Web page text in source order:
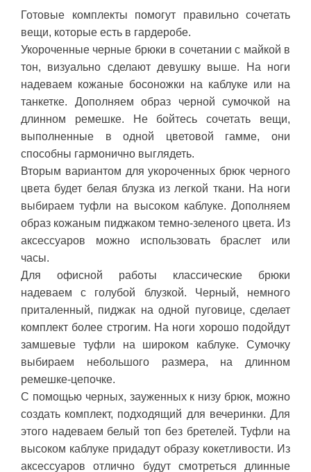
Готовые комплекты помогут правильно сочетать
вещи, которые есть в гардеробе.
Укороченные черные брюки в сочетании с майкой в
тон, визуально сделают девушку выше. На ноги
надеваем кожаные босоножки на каблуке или на
танкетке. Дополняем образ черной сумочкой на
длинном ремешке. Не бойтесь сочетать вещи,
выполненные в одной цветовой гамме, они
способны гармонично выглядеть.
Вторым вариантом для укороченных брюк черного
цвета будет белая блузка из легкой ткани. На ноги
выбираем туфли на высоком каблуке. Дополняем
образ кожаным пиджаком темно-зеленого цвета. Из
аксессуаров можно использовать браслет или
часы.
Для офисной работы классические брюки
надеваем с голубой блузкой. Черный, немного
приталенный, пиджак на одной пуговице, сделает
комплект более строгим. На ноги хорошо подойдут
замшевые туфли на широком каблуке. Сумочку
выбираем небольшого размера, на длинном
ремешке-цепочке.
С помощью черных, зауженных к низу брюк, можно
создать комплект, подходящий для вечеринки. Для
этого надеваем белый топ без бретелей. Туфли на
высоком каблуке придадут образу кокетливости. Из
аксессуаров отлично будут смотреться длинные